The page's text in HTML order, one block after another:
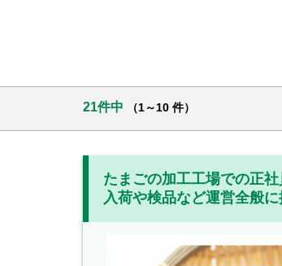
21件中 （1～10 件）
たまごの加工工場での正社
入荷や検品など運営全般